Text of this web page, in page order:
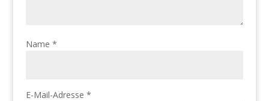
Name *
E-Mail-Adresse *